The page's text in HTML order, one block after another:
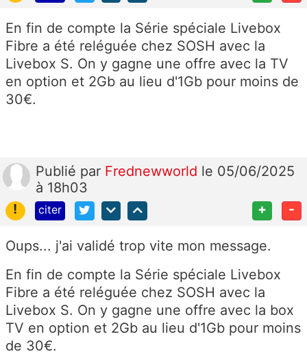
En fin de compte la Série spéciale Livebox
Fibre a été reléguée chez SOSH avec la
Livebox S. On y gagne une offre avec la TV
en option et 2Gb au lieu d'1Gb pour moins de
30€.
Publié par Frednewworld le 05/06/2025
à 18h03
!
citer + -
Oups... j'ai validé trop vite mon message.
En fin de compte la Série spéciale Livebox
Fibre a été reléguée chez SOSH avec la
Livebox S. On y gagne une offre avec la box
TV en option et 2Gb au lieu d'1Gb pour moins
de 30€.